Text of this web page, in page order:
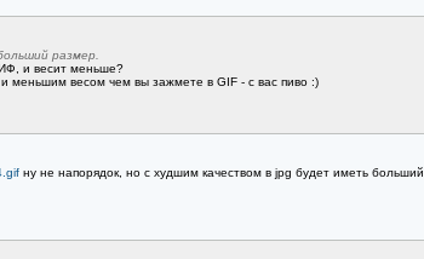
размер.
и весит меньше?
меньшим весом чем вы зажмете в GIF - с вас пиво :)
ну не напорядок, но с худшим качеством в jpg будет иметь